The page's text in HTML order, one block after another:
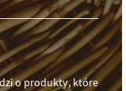
o produkty, które